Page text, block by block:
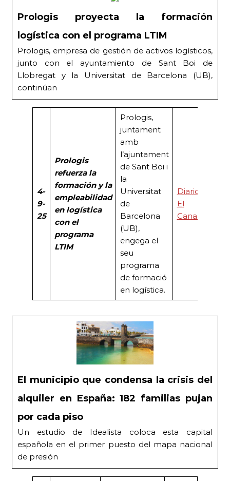
Prologis proyecta la formación
logística con el programa LTIM
Prologis, empresa de gestión de activos logísticos,
junto con el ayuntamiento de Sant Boi de
Llobregat y la Universitat de Barcelona (UB),
continúan
4-
9-
25
Prologis
refuerza la
formación y la
empleabilidad
en logística
con el
programa
LTIM
Prologis,
juntament
amb
l’ajuntament
de Sant Boi i
la
Universitat
de
Barcelona
(UB),
engega el
seu
programa
de formació
en logística.
Diario
El
Canal
El municipio que condensa la crisis del
alquiler en España: 182 familias pujan
por cada piso
Un estudio de Idealista coloca esta capital
española en el primer puesto del mapa nacional
de presión